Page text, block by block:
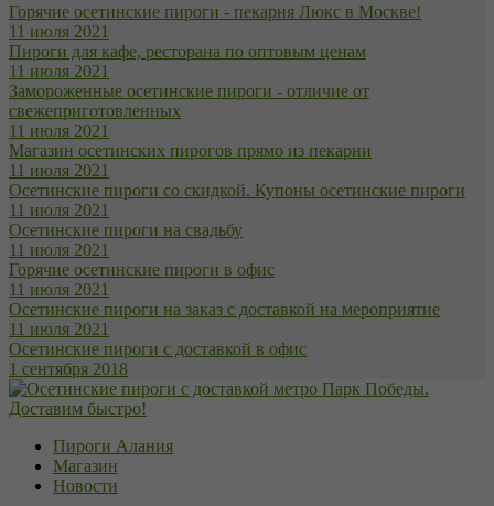
Горячие осетинские пироги - пекарня Люкс в Москве!
11 июля 2021
Пироги для кафе, ресторана по оптовым ценам
11 июля 2021
Замороженные осетинские пироги - отличие от
свежеприготовленных
11 июля 2021
Магазин осетинских пирогов прямо из пекарни
11 июля 2021
Осетинские пироги со скидкой. Купоны осетинские пироги
11 июля 2021
Осетинские пироги на свадьбу
11 июля 2021
Горячие осетинские пироги в офис
11 июля 2021
Осетинские пироги на заказ с доставкой на мероприятие
11 июля 2021
Осетинские пироги с доставкой в офис
1 сентября 2018
Пироги Алания
Магазин
Новости